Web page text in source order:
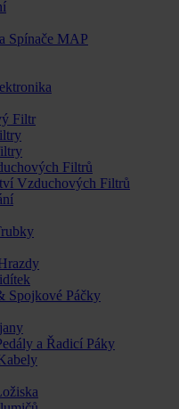
Spínače MAP
Filtr
Filtrů
Vzduchových Filtrů
Spojkové Páčky
a Řadicí Páky